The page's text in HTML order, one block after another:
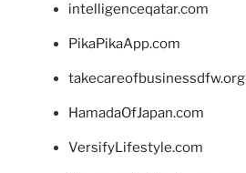
intelligenceqatar.com
PikaPikaApp.com
takecareofbusinessdfw.org
HamadaOfJapan.com
VersifyLifestyle.com